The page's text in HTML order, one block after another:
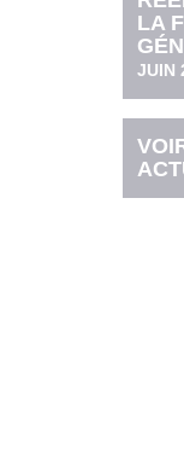
LA
JUIN